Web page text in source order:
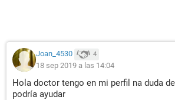
Joan_4530 4
18 sep 2019 a las 14:04
Hola doctor tengo en mi perfil na duda
podría ayudar